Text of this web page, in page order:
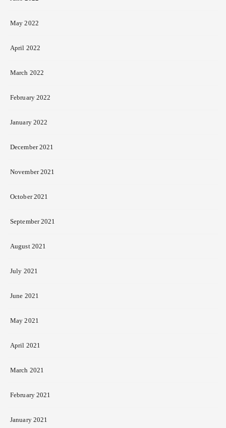
May 2022
April 2022
March 2022
February 2022
January 2022
December 2021
November 2021
October 2021
September 2021
August 2021
July 2021
June 2021
May 2021
April 2021
March 2021
February 2021
January 2021